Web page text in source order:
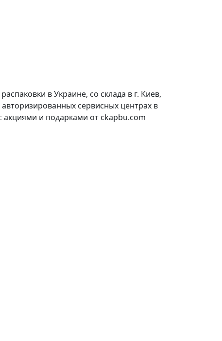
в Украине, со склада в г. Киев,
сервисных центрах в
акциями и подарками от ckapbu.com